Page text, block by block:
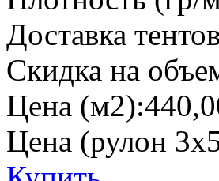
Доставка
Скидка на
Цена (м2):
Цена (рулон